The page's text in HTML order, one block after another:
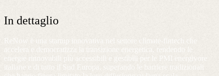
In dettaglio
ReNow è una startup innovativa nel settore climate-fintech che
accelera e democratizza la transizione energetica, rendendo le
energie rinnovabili più accessibili e gestibili per le PMI energivore
italiane e di tutto il Sud Europa, superando le barriere tradizionali